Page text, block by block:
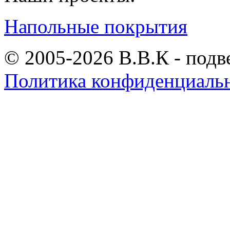
Напольные покрытия
© 2005-2026 В.В.К -
Политика